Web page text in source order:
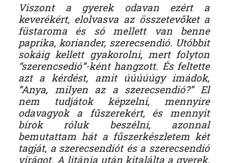
Viszont a gyerek odavan ezért a
keverékért, elolvasva az összetevőket a
füstaroma és só mellett van benne
paprika, koriander, szerecsendió. Utóbbit
sokáig kellett gyakorolni, mert folyton
“szerencsedió”-ként hangzott. És feltette
azt a kérdést, amit úúúúúgy imádok,
“Anya, milyen az a szerecsendió?” El
nem tudjátok képzelni, mennyire
odavagyok a fűszerekért, és mennyit
bírok róluk beszélni, azonnal
bemutattam hát a fűszerkészletem két
tagját, a szerecsendiót és a szerecsendió
virágot. A litánia után kitalálta a gyerek,